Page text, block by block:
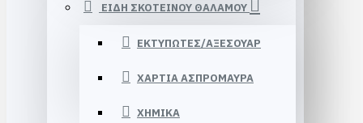
ΕΙΔΗ ΣΚΟΤΕΙΝΟΥ ΘΑΛΑΜΟΥ
ΕΚΤΥΠΩΤΕΣ/ΑΞΕΣΟΥΑΡ
ΧΑΡΤΙΑ ΑΣΠΡΟΜΑΥΡΑ
ΧΗΜΙΚΑ